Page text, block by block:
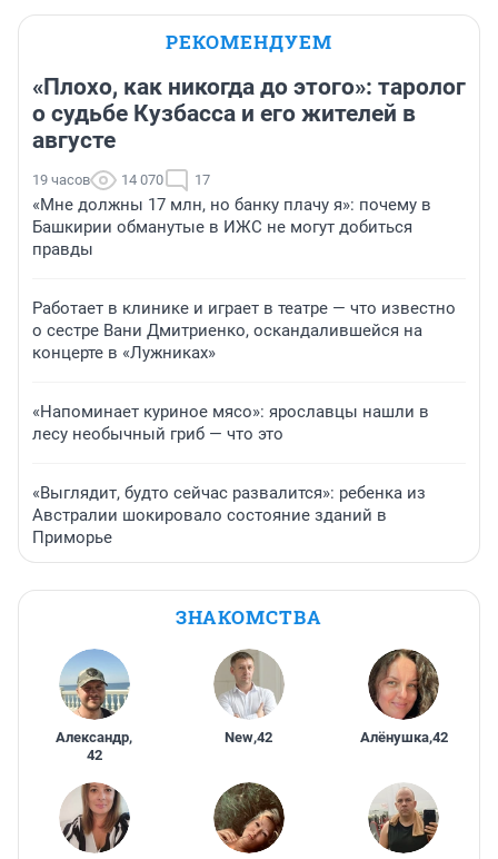
РЕКОМЕНДУЕМ
«Плохо, как никогда до этого»: таролог
о судьбе Кузбасса и его жителей в
августе
19 часов 14 070 17
«Мне должны 17 млн, но банку плачу я»: почему в
Башкирии обманутые в ИЖС не могут добиться
правды
Работает в клинике и играет в театре — что известно
о сестре Вани Дмитриенко, оскандалившейся на
концерте в «Лужниках»
«Напоминает куриное мясо»: ярославцы нашли в
лесу необычный гриб — что это
«Выглядит, будто сейчас развалится»: ребенка из
Австралии шокировало состояние зданий в
Приморье
ЗНАКОМСТВА
Александр,
42
New,42 Алёнушка,42